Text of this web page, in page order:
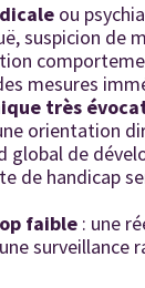
ou
suspicion de
mesures
très
orientation
global de
de handicap
faible : une
surveillance